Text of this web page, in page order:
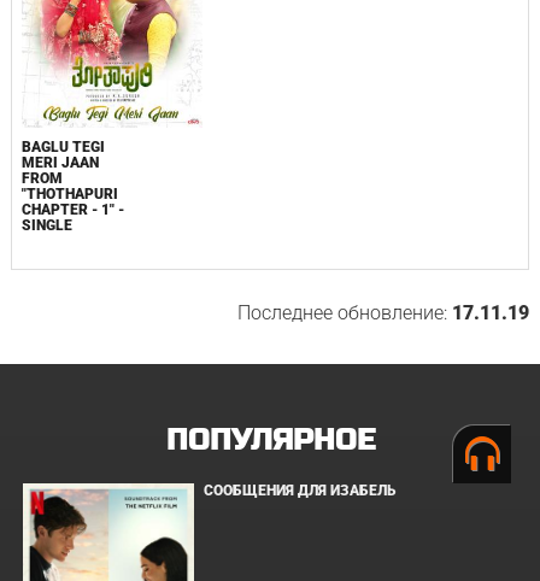
BAGLU TEGI
MERI JAAN
FROM
"THOTHAPURI
CHAPTER - 1" -
SINGLE
Последнее обновление: 17.11.19
ПОПУЛЯРНОЕ
СООБЩЕНИЯ ДЛЯ ИЗАБЕЛЬ